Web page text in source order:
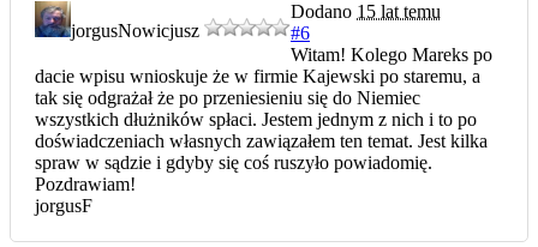
jorgusNowicjusz
Dodano 15 lat temu
#6
Witam! Kolego Mareks po
dacie wpisu wnioskuje że w firmie Kajewski po staremu, a
tak się odgrażał że po przeniesieniu się do Niemiec
wszystkich dłużników spłaci. Jestem jednym z nich i to po
doświadczeniach własnych zawiązałem ten temat. Jest kilka
spraw w sądzie i gdyby się coś ruszyło powiadomię.
Pozdrawiam!
jorgusF